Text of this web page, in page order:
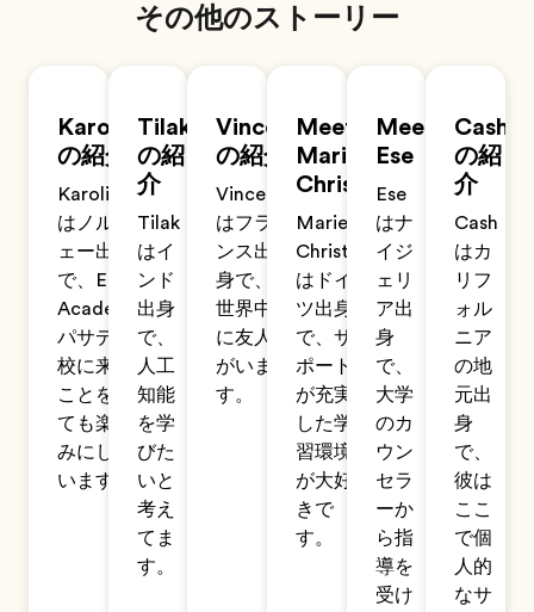
その他のストーリー
Karoline
の紹介
Karoline
はノルウ
ェー出身
で、EF
Academy
パサデナ
校に来る
ことをと
ても楽し
みにして
います。
Tilak
の紹
介
Tilak
はイ
ンド
出身
で、
人工
知能
を学
びた
いと
考え
てま
す。
Vincent
の紹介
Vincent
はフラ
ンス出
身で、
世界中
に友人
がいま
す。
Meet
Marie-
Christin
Marie-
Christin
はドイ
ツ出身
で、サ
ポート
が充実
した学
習環境
が大好
きで
す。
Meet
Ese
Ese
はナ
イジ
ェリ
ア出
身
で、
大学
のカ
ウン
セラ
ーか
ら指
導を
受け
Cash
の紹
介
Cash
はカ
リフ
ォル
ニア
の地
元出
身
で、
彼は
ここ
で個
人的
なサ